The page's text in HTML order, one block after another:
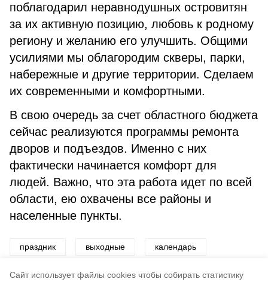
Cайт использует файлы cookies чтобы собирать статистику
поблагодарил неравнодушных островитян
за их активную позицию, любовь к родному
региону и желанию его улучшить. Общими
усилиями мы облагородим скверы, парки,
набережные и другие территории. Сделаем
их современными и комфортными.
В свою очередь за счет областного бюджета
сейчас реализуются программы ремонта
дворов и подъездов. Именно с них
фактически начинается комфорт для
людей. Важно, что эта работа идет по всей
области, ею охвачены все районы и
населенные пункты.
праздник выходные календарь
история развлечения